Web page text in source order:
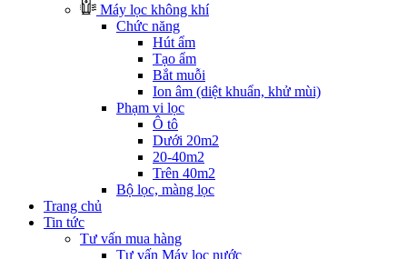
Máy lọc không khí
Chức năng
Hút ẩm
Tạo ẩm
Bắt muỗi
Ion âm (diệt khuẩn, khử mùi)
Phạm vi lọc
Ô tô
Dưới 20m2
20-40m2
Trên 40m2
Bộ lọc, màng lọc
Trang chủ
Tin tức
Tư vấn mua hàng
Tư vấn Máy lọc nước